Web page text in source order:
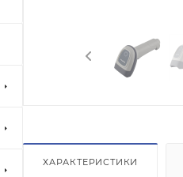
ХАРАКТЕРИСТИКИ